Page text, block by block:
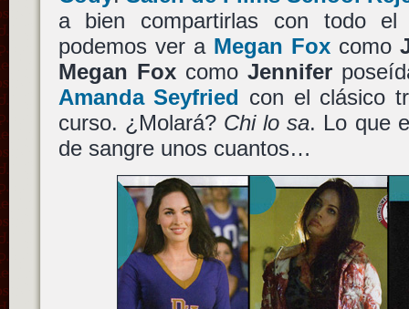
a bien compartirlas con todo
podemos ver a Megan Foxcomo
Megan Foxcomo Jennifer
Amanda Seyfried con el clásico
curso. ¿Molará? Chi lo sa. Lo que
de sangre unos cuantos…